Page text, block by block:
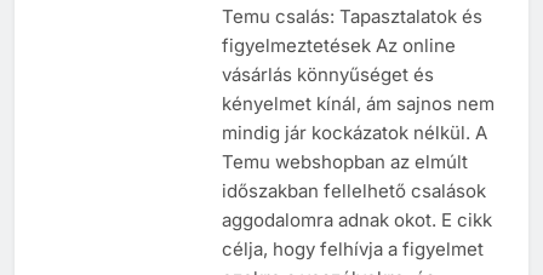
Temu csalás: Tapasztalatok és
figyelmeztetések Az online
vásárlás könnyűséget és
kényelmet kínál, ám sajnos nem
mindig jár kockázatok nélkül. A
Temu webshopban az elmúlt
időszakban fellelhető csalások
aggodalomra adnak okot. E cikk
célja, hogy felhívja a figyelmet